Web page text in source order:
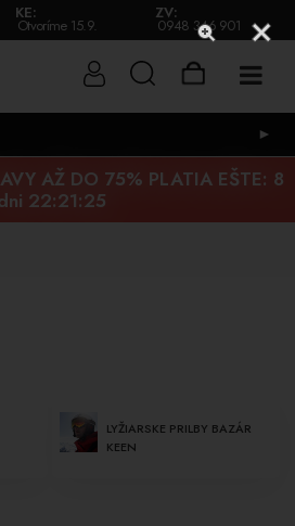
KE:
Otvoríme 15.9.
ZV:
0948 346 901
►
AŽ DO 75% PLATIA EŠTE: 8
22:21:25
LYŽIARSKE PRILBY BAZÁR
KEEN